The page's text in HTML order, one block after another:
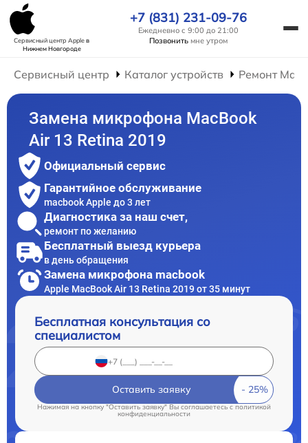
Сервисный центр Appleв
Нижнем Новгороде
+7 (831) 231-09-76
Ежедневно с 9:00 до 21:00
Позвонить мне утром
Сервисный центр Каталог устройств Ремонт
Замена микрофона MacBook
Air 13 Retina 2019
Официальный сервис
Гарантийное обслуживание
macbook Apple до 3 лет
Диагностика за наш счет,
ремонт по желанию
Бесплатный выезд курьера
в день обращения
Замена микрофона macbook
Apple MacBook Air 13 Retina 2019 от 35 минут
Бесплатная консультация со
специалистом
Оставить заявку
Нажимая на кнопку "Оставить заявку" Вы соглашаетесь cполитикой
конфиденциальности